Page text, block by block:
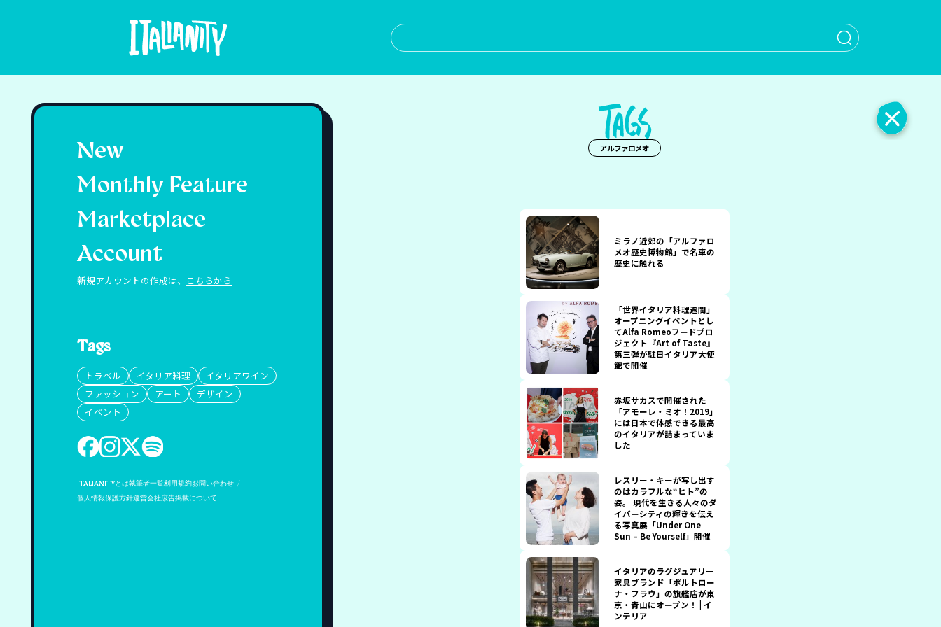
When
New
Monthly Feature
Marketplace
Account
新規アカウントの作成は、 こちらから
Tags
トラベル イタリア料理
イタリアワイン
ファッション
アート
デザイン
イベント
ITALIANITYとは執筆者一覧利用規約お問い合わせ
個人情報保護方針運営会社広告掲載について
アルファロメオ
ミラノ近郊の「アルファロ
メオ歴史博物館」で名車の
歴史に触れる
「世界イタリア料理週間」
オープニングイベントとし
てAlfa Romeoフードプロ
ジェクト『Art of Taste』
第三弾が駐日イタリア大使
館で開催
赤坂サカスで開催された
「アモーレ・ミオ！2019」
には日本で体感できる最高
のイタリアが詰まっていま
した
レスリー・キーが写し出す
のはカラフルな“ヒト”の
姿。 現代を生きる人々のダ
イバーシティの輝きを伝え
る写真展「Under One
Sun – Be Yourself」開催
イタリアのラグジュアリー
家具ブランド「ポルトロー
ナ・フラウ」の旗艦店が東
京・青山にオープン！ | イ
ンテリア